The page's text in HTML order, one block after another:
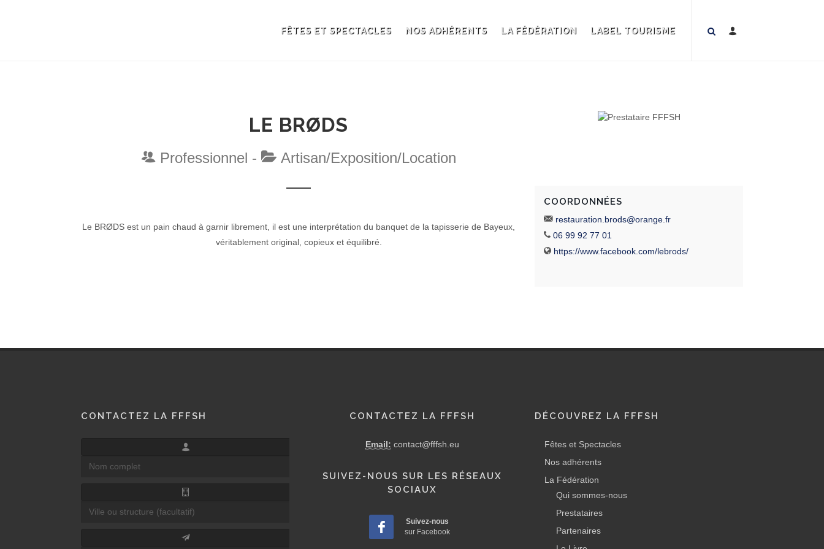
FÊTES ET SPECTACLES NOS ADHÉRENTS LA FÉDÉRATION LABEL TOURISME
LE BRØDS
Professionnel - Artisan/Exposition/Location
Le BRØDS est un pain chaud à garnir librement, il est une interprétation du banquet de la tapisserie de Bayeux,
véritablement original, copieux et équilibré.
COORDONNÉES
restauration.brods@orange.fr
06 99 92 77 01
https://www.facebook.com/lebrods/
CONTACTEZ LA FFFSH CONTACTEZ LA FFFSH
Email: contact@fffsh.eu
SUIVEZ-NOUS SUR LES RÉSEAUX
SOCIAUX
Suivez-nous
sur Facebook
DÉCOUVREZ LA FFFSH
Fêtes et Spectacles
Nos adhérents
La Fédération
Qui sommes-nous
Prestataires
Partenaires